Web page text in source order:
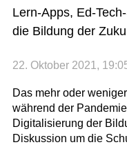
Lern-Apps, Ed-
die Bildung der
22. Oktober 2021,
Das mehr oder
während der
Digitalisierung der
Diskussion um die